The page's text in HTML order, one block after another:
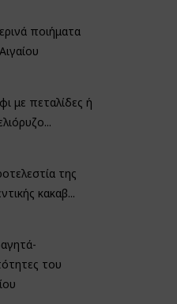
ποιήματα
με πεταλίδες ή
της
κακαβ...
του